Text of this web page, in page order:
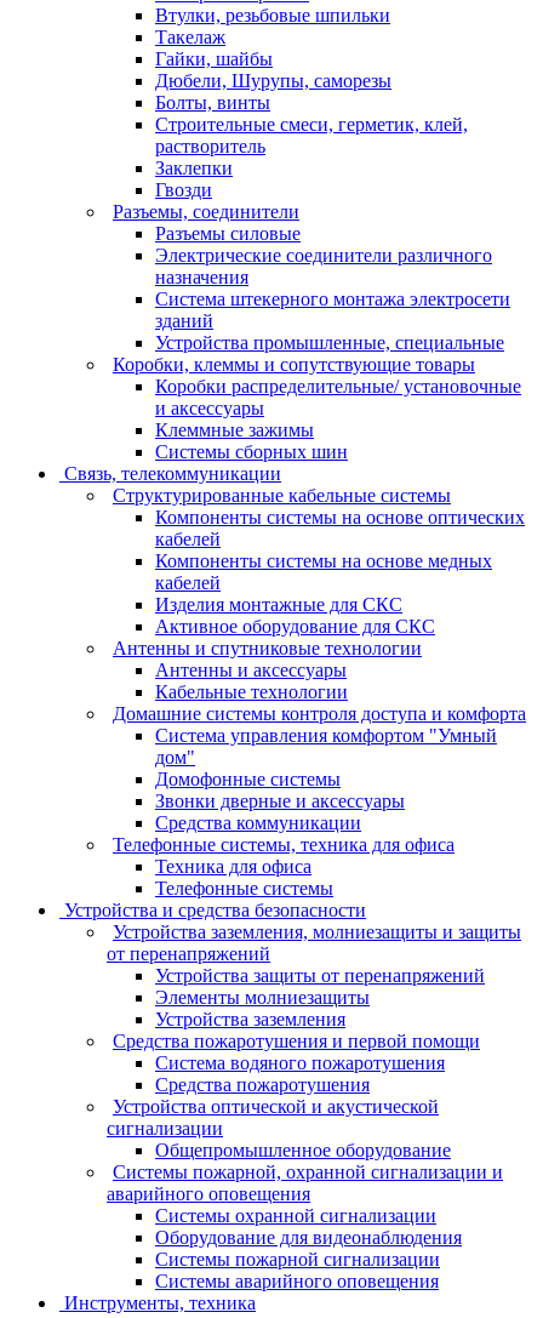
Втулки, резьбовые шпильки
Такелаж
Гайки, шайбы
Дюбели, Шурупы, саморезы
Болты, винты
Строительные смеси, герметик, клей,
растворитель
Заклепки
Гвозди
Разъемы, соединители
Разъемы силовые
Электрические соединители различного
назначения
Система штекерного монтажа электросети
зданий
Устройства промышленные, специальные
Коробки, клеммы и сопутствующие товары
Коробки распределительные/ установочные
и аксессуары
Клеммные зажимы
Системы сборных шин
Связь, телекоммуникации
Структурированные кабельные системы
Компоненты системы на основе оптических
кабелей
Компоненты системы на основе медных
кабелей
Изделия монтажные для СКС
Активное оборудование для СКС
Антенны и спутниковые технологии
Антенны и аксессуары
Кабельные технологии
Домашние системы контроля доступа и комфорта
Система управления комфортом "Умный
дом"
Домофонные системы
Звонки дверные и аксессуары
Средства коммуникации
Телефонные системы, техника для офиса
Техника для офиса
Телефонные системы
Устройства и средства безопасности
Устройства заземления, молниезащиты и защиты
от перенапряжений
Устройства защиты от перенапряжений
Элементы молниезащиты
Устройства заземления
Средства пожаротушения и первой помощи
Система водяного пожаротушения
Средства пожаротушения
Устройства оптической и акустической
сигнализации
Общепромышленное оборудование
Системы пожарной, охранной сигнализации и
аварийного оповещения
Системы охранной сигнализации
Оборудование для видеонаблюдения
Системы пожарной сигнализации
Системы аварийного оповещения
Инструменты, техника